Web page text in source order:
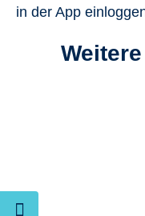
in der App